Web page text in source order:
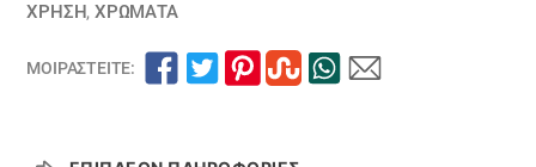
ΧΡΗΣΗ, ΧΡΏΜΑΤΑ
ΜΟΙΡΑΣΤΕΊΤΕ: